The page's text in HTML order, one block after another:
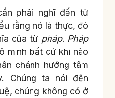
phải nghĩ đến từ
rằng nó là thực, đó
của từ pháp. Pháp
minh bất cứ khi nào
chánh hướng tâm
Chúng ta nói đến
chúng không có ở